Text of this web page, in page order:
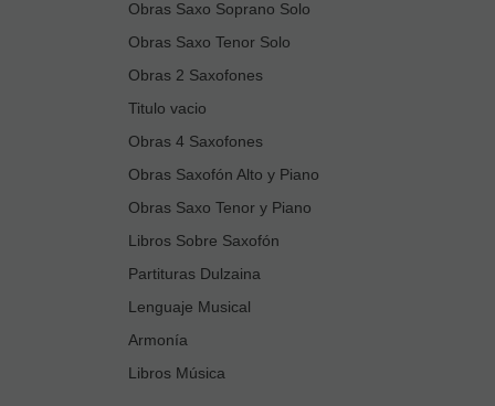
Obras Saxo Soprano Solo
Obras Saxo Tenor Solo
Obras 2 Saxofones
Titulo vacio
Obras 4 Saxofones
Obras Saxofón Alto y Piano
Obras Saxo Tenor y Piano
Libros Sobre Saxofón
Partituras Dulzaina
Lenguaje Musical
Armonía
Libros Música